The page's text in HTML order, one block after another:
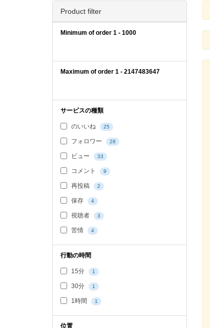
Product filter
Minimum of order 1 - 1000
Maximum of order 1 - 2147483647
サービスの種類
のいいね 25
フォロワー 28
ビュー 33
コメント 9
再投稿 2
保存 4
視聴者 3
苦情 4
行動の時間
15分 1
30分 1
1時間 1
位置